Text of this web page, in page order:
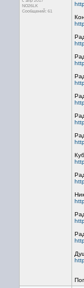
NO26LK
Сообщений: 61